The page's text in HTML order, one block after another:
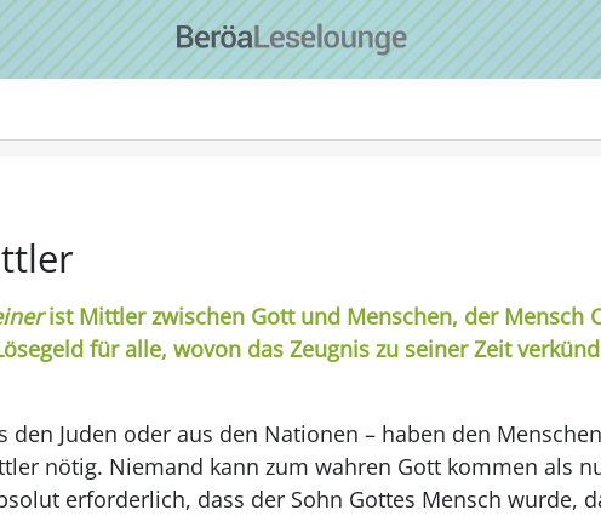
ist Mittler zwischen Gott und Menschen, der Mensch
für alle, wovon das Zeugnis zu seiner Zeit
den Juden oder aus den Nationen – haben den
nötig. Niemand kann zum wahren Gott kommen als
erforderlich, dass der Sohn Gottes Mensch wurde,